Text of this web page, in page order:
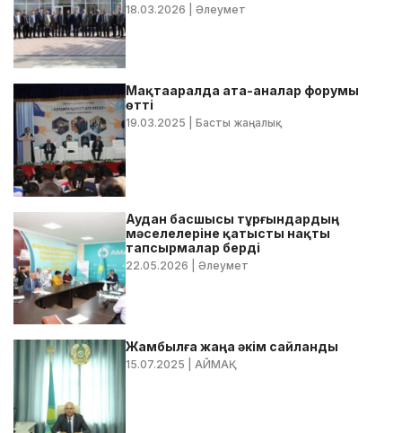
18.03.2026 | Әлеумет
Мақтааралда ата-аналар форумы
өтті
19.03.2025 | Басты жаңалық
Аудан басшысы тұрғындардың
мәселелеріне қатысты нақты
тапсырмалар берді
22.05.2026 | Әлеумет
Жамбылға жаңа әкім сайланды
15.07.2025 | АЙМАҚ